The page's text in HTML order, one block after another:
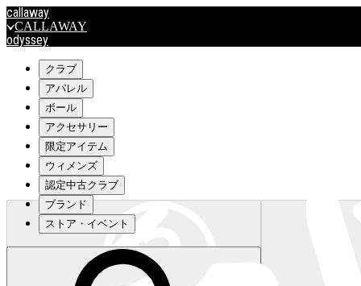
callaway
CALLAWAY
odyssey
travismathew
outlet
OUTLET
キャロウェイアパレルはこちら>>>
クラブ
アパレル
ボール
アクセサリー
限定アイテム
ウィメンズ
認定中古クラブ
ブランド
ストア・イベント